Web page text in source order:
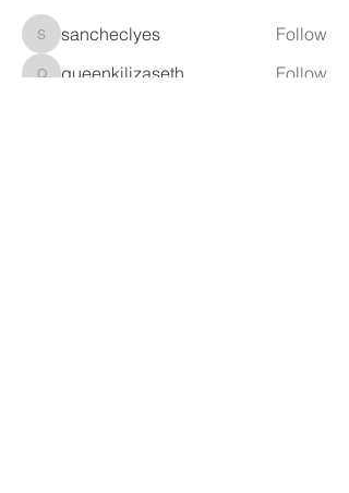
sancheclyes
sancheclyes Follow
queenkilizaseth
queenkilizaseth
Follow